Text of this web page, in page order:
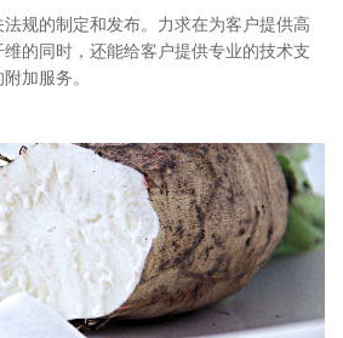
规的制定和发布。力求在为客户提供高
的同时，还能给客户提供专业的技术支
加服务。